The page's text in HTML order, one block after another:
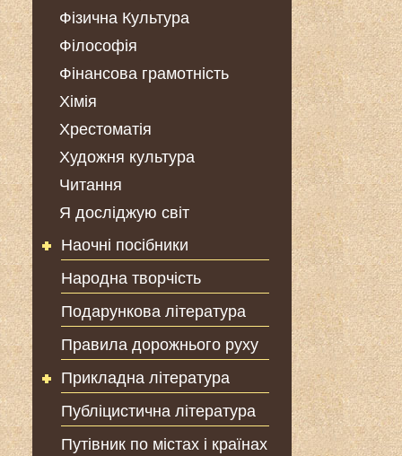
Фізична Культура
Філософія
Фінансова грамотність
Хімія
Хрестоматія
Художня культура
Читання
Я досліджую світ
Наочні посібники
Народна творчість
Подарункова література
Правила дорожнього руху
Прикладна література
Публіцистична література
Путівник по містах і країнах